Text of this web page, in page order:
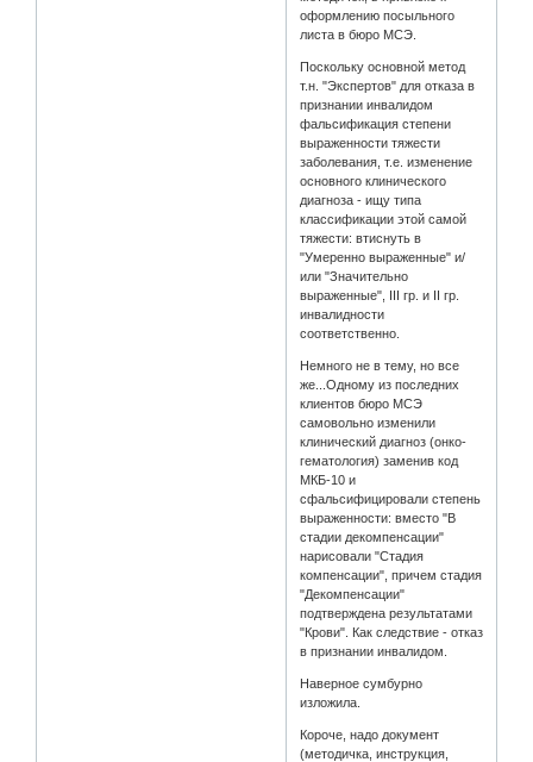
оформлению посыльного
листа в бюро МСЭ.
Поскольку основной метод
т.н. "Экспертов" для отказа в
признании инвалидом
фальсификация степени
выраженности тяжести
заболевания, т.е. изменение
основного клинического
диагноза - ищу типа
классификации этой самой
тяжести: втиснуть в
"Умеренно выраженные" и/
или "Значительно
выраженные", III гр. и II гр.
инвалидности
соответственно.
Немного не в тему, но все
же...Одному из последних
клиентов бюро МСЭ
самовольно изменили
клинический диагноз (онко-
гематология) заменив код
МКБ-10 и
сфальсифицировали степень
выраженности: вместо "В
стадии декомпенсации"
нарисовали "Стадия
компенсации", причем стадия
"Декомпенсации"
подтверждена результатами
"Крови". Как следствие - отказ
в признании инвалидом.
Наверное сумбурно
изложила.
Короче, надо документ
(методичка, инструкция,